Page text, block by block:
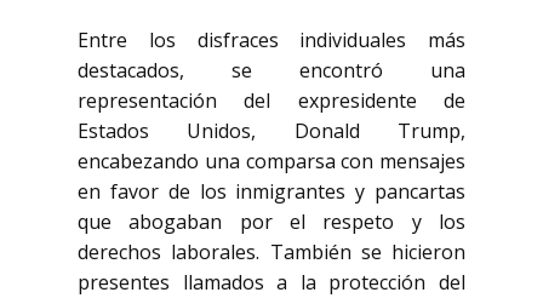
Entre los disfraces individuales más
destacados, se encontró una
representación del expresidente de
Estados Unidos, Donald Trump,
encabezando una comparsa con mensajes
en favor de los inmigrantes y pancartas
que abogaban por el respeto y los
derechos laborales. También se hicieron
presentes llamados a la protección del